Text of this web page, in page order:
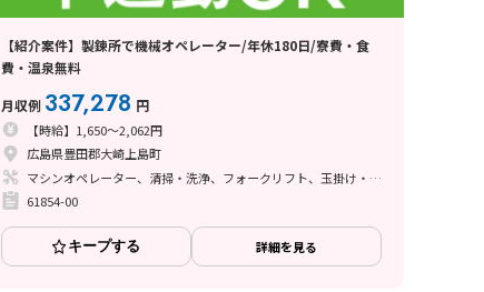
【紹介案件】製錬所で機械オペレーター/年休180日/寮費・食
費・温泉無料
月収例 337,278 円
【時給】1,650～2,062円
広島県豊田郡大崎上島町
マシンオペレーター、清掃・洗浄、フォークリフト、玉掛け・クレーン
61854-00
キープする 詳細を見る